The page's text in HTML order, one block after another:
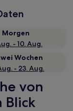
Morgen
- 10. Aug.
Wochen
- 23. Aug.
von
Blick